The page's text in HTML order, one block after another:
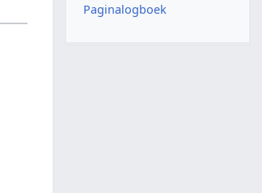
Paginalogboek